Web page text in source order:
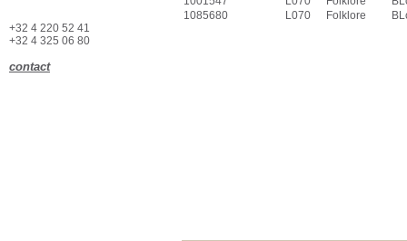
1085680
L070 Folklore
+32 4 220 52 41
+32 4 325 06 80
contact